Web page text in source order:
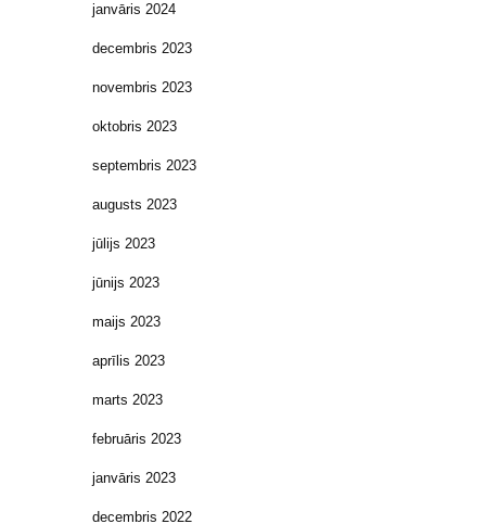
janvāris 2024
decembris 2023
novembris 2023
oktobris 2023
septembris 2023
augusts 2023
jūlijs 2023
jūnijs 2023
maijs 2023
aprīlis 2023
marts 2023
februāris 2023
janvāris 2023
decembris 2022